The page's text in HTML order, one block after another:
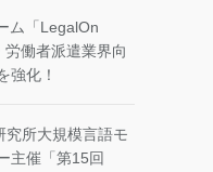
ム「LegalOn
働者派遣業界向
強化！
究所大規模言語モ
主催「第15回